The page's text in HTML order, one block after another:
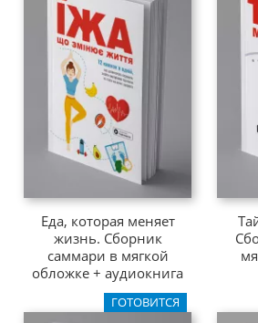
Еда, которая меняет
жизнь. Сборник
саммари в мягкой
обложке + аудиокнига
ГОТОВИТСЯ